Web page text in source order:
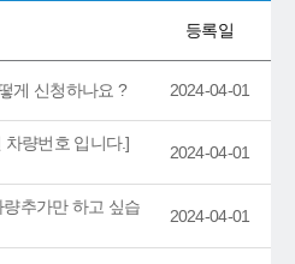
등록일
게 신청하나요 ? 2024-04-01
차량번호 입니다.]
2024-04-01
추가만 하고 싶습
2024-04-01